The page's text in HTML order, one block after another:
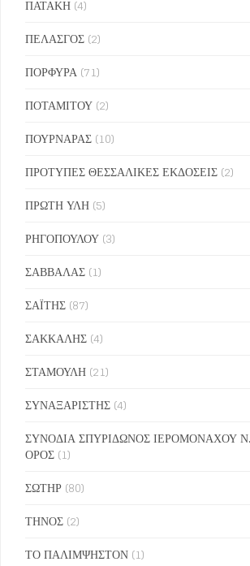
ΠΑΤΑΚΗ (4)
ΠΕΛΑΣΓΟΣ (2)
ΠΟΡΦΥΡΑ (71)
ΠΟΤΑΜΙΤΟΥ (2)
ΠΟΥΡΝΑΡΑΣ (10)
ΠΡΟΤΥΠΕΣ ΘΕΣΣΑΛΙΚΕΣ ΕΚΔΟΣΕΙΣ (2)
ΠΡΩΤΗ ΥΛΗ (5)
ΡΗΓΟΠΟΥΛΟΥ (3)
ΣΑΒΒΑΛΑΣ (1)
ΣΑΪΤΗΣ (87)
ΣΑΚΚΑΛΗΣ (4)
ΣΤΑΜΟΥΛΗ (21)
ΣΥΝΑΞΑΡΙΣΤΗΣ (4)
ΣΥΝΟΔΙΑ ΣΠΥΡΙΔΩΝΟΣ ΙΕΡΟΜΟΝΑΧΟΥ
ΟΡΟΣ (1)
ΣΩΤΗΡ (80)
ΤΗΝΟΣ (2)
ΤΟ ΠΑΛΙΜΨΗΣΤΟΝ (1)